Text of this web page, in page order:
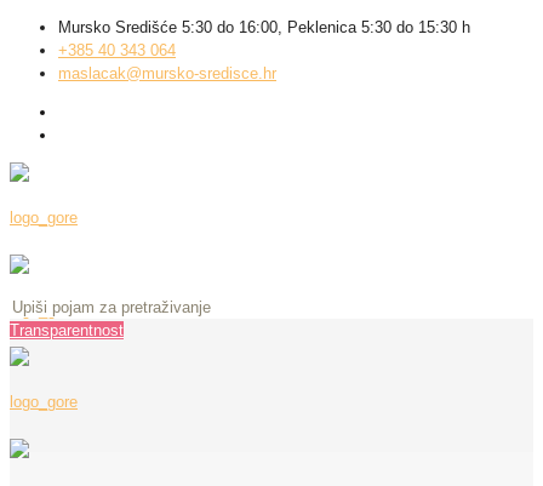
Mursko Središće 5:30 do 16:00, Peklenica 5:30 do 15:30 h
+385 40 343 064
maslacak@mursko-sredisce.hr
Transparentnost